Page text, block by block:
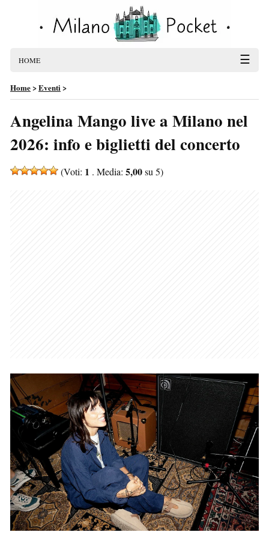
HOME ☰
Home>Eventi>
Angelina Mango live a Milano nel
2026: info e biglietti del concerto
(Voti: 1 . Media: 5,00su 5)